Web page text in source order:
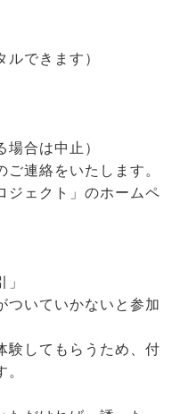
できます）
合は中止）
絡をいたします。
ェクト」のホームペ
ついていかないと参加
してもらうため、付